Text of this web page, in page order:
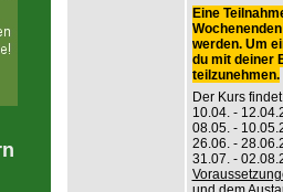
Eine
werden. Um
du mit deiner
teilzunehmen.
Der Kurs
10.04. -
08.05. -
26.06. -
31.07. -